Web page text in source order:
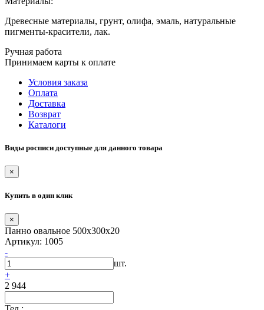
Древесные материалы, грунт, олифа, эмаль, натуральные
пигменты-красители, лак.
Ручная работа
Принимаем карты к оплате
Условия заказа
Оплата
Доставка
Возврат
Каталоги
Виды росписи доступные для данного товара
×
Купить в один клик
×
Панно овальное 500х300х20
Артикул: 1005
-
шт.
+
2 944